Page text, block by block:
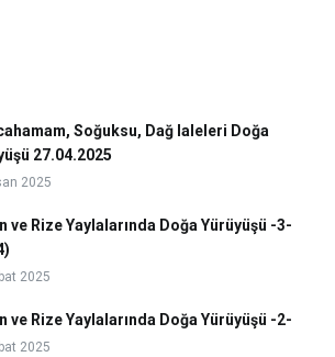
Soğuksu, Dağ laleleri Doğa
27.04.2025
2025
ve Rize Yaylalarında Doğa Yürüyüşü -3-
2025
ve Rize Yaylalarında Doğa Yürüyüşü -2-
2025